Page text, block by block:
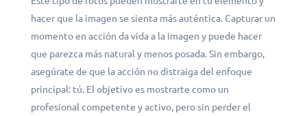
hacer que la imagen se sienta más auténtica. Capturar un
momento en acción da vida a la imagen y puede hacer
que parezca más natural y menos posada. Sin embargo,
asegúrate de que la acción no distraiga del enfoque
principal: tú. El objetivo es mostrarte como un
profesional competente y activo, pero sin perder el